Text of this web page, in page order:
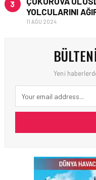
3
YOLCULARINI
11 AĞU 2024
Yeni